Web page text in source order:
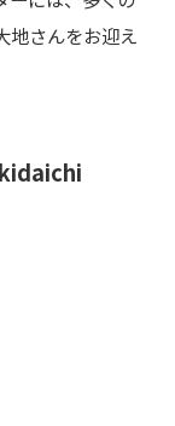
地さんをお迎え